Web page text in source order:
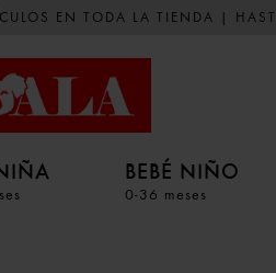
EN TODA LA TIENDA |
BEBÉ NIÑO
0-36 meses